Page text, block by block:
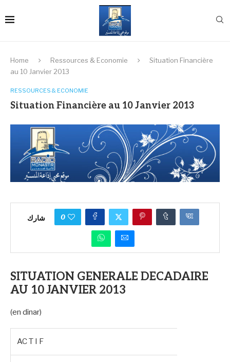
Home Ressources & Economie
Situation Financière
au 10 Janvier 2013
RESSOURCES & ECONOMIE
Situation Financière au 10 Janvier 2013
شارك 0
SITUATION GENERALE DECADAIRE
AU 10 JANVIER 2013
(en dinar)
AC T I F